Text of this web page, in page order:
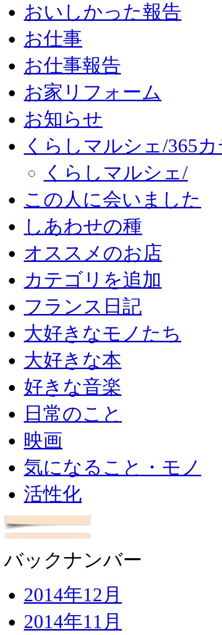
おいしかった報告
お仕事
お仕事報告
お家リフォーム
お知らせ
くらしマルシェ/365
くらしマルシェ/
この人に会いました
しあわせの種
オススメのお店
カテゴリを追加
フランス日記
大好きなモノたち
大好きな本
好きな音楽
日常のこと
映画
気になること・モノ
活性化
バックナンバー
2014年12月
2014年11月